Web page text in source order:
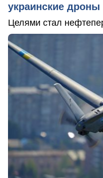
украинские
Целями стал